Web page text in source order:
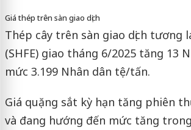
Giá thép trên sàn giao dịch
Thép cây trên sàn giao dịch tương
(SHFE) giao tháng 6/2025 tăng 13
mức 3.199 Nhân dân tệ/tấn.
Giá quặng sắt kỳ hạn tăng phiên
và đang hướng đến mức tăng